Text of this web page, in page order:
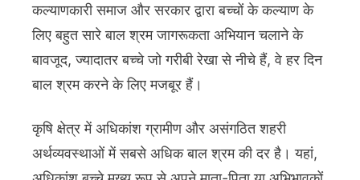
कल्याणकारी समाज और सरकार द्वारा बच्चों के कल्याण के
लिए बहुत सारे बाल श्रम जागरूकता अभियान चलाने के
बावजूद, ज्यादातर बच्चे जो गरीबी रेखा से नीचे हैं, वे हर दिन
बाल श्रम करने के लिए मजबूर हैं।
कृषि क्षेत्र में अधिकांश ग्रामीण और असंगठित शहरी
अर्थव्यवस्थाओं में सबसे अधिक बाल श्रम की दर है। यहां,